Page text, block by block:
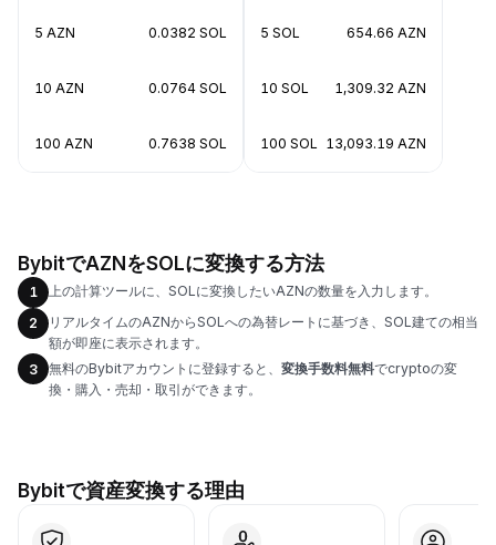
5 AZN 0.0382 SOL
10 AZN 0.0764 SOL
100 AZN 0.7638 SOL
5 SOL 654.66 AZN
10 SOL 1,309.32 AZN
100 SOL 13,093.19 AZN
BybitでAZNをSOLに変換する方法
1
上の計算ツールに、SOLに変換したいAZNの数量を入力します。
2
リアルタイムのAZNからSOLへの為替レートに基づき、SOL建ての相当
額が即座に表示されます。
3
無料のBybitアカウントに登録すると、 変換手数料無料でcryptoの変
換・購入・売却・取引ができます。
Bybitで資産変換する理由